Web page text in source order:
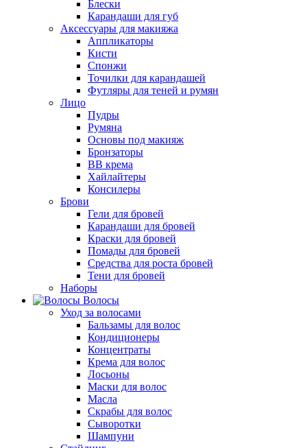
Блески
Карандаши для губ
Аксессуары для макияжа
Аппликаторы
Кисти
Спонжи
Точилки для карандашей
Футляры для теней и румян
Лицо
Пудры
Румяна
Основы под макияж
Бронзаторы
BB крема
Хайлайтеры
Консилеры
Брови
Гели для бровей
Карандаши для бровей
Краски для бровей
Помады для бровей
Средства для роста бровей
Тени для бровей
Наборы
Волосы
Уход за волосами
Бальзамы для волос
Кондиционеры
Концентраты
Крема для волос
Лосьоны
Маски для волос
Масла
Скрабы для волос
Сыворотки
Шампуни